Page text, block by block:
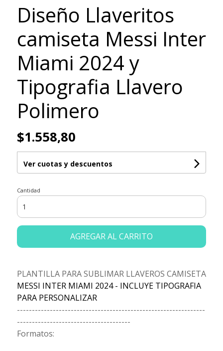
Diseño Llaveritos
camiseta Messi Inter
Miami 2024 y
Tipografia Llavero
Polimero
$1.558,80
Ver cuotas y descuentos
Cantidad
AGREGAR AL CARRITO
PLANTILLA PARA SUBLIMAR LLAVEROS CAMISETA
MESSI INTER MIAMI 2024 - INCLUYE TIPOGRAFIA
PARA PERSONALIZAR
---------------------------------------------------------------
--------------------------------------
Formatos: